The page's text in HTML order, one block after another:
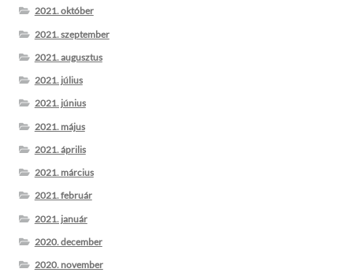
2021. október
2021. szeptember
2021. augusztus
2021. július
2021. június
2021. május
2021. április
2021. március
2021. február
2021. január
2020. december
2020. november